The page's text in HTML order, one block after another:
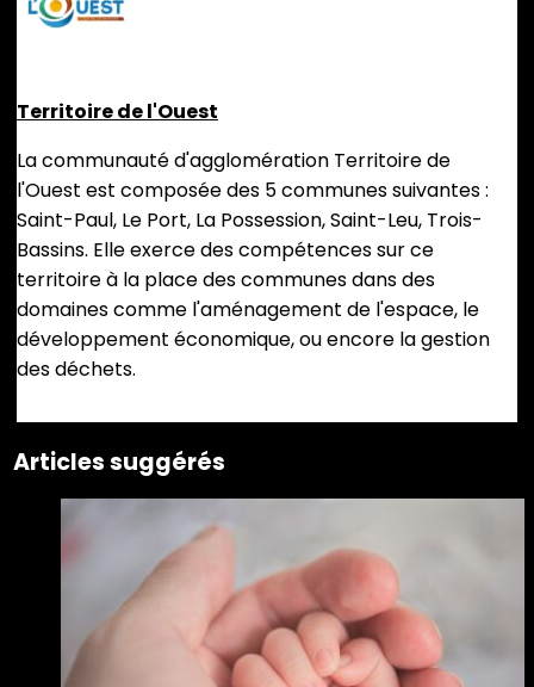
Territoire de l'Ouest
La communauté d'agglomération Territoire de
l'Ouest est composée des 5 communes suivantes :
Saint-Paul, Le Port, La Possession, Saint-Leu, Trois-
Bassins. Elle exerce des compétences sur ce
territoire à la place des communes dans des
domaines comme l'aménagement de l'espace, le
développement économique, ou encore la gestion
des déchets.
Articles suggérés